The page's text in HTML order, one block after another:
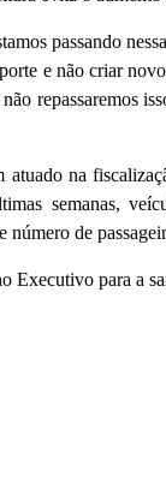
passando
e não criar
repassaremos
na
semanas,
de
Executivo para a